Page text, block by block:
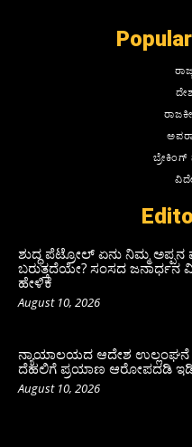
ರಾಜ್ಯ
ಬ್ರೇಕಿಂಗ್
ಶುದ್ಧ ಪೆಟ್ರೋಲ್ ಏನು ನಿಮ್ಮ
ಬರುತ್ತದೆಯೇ? ಸಂಸದ ಜನಾರ್ಧನ
ಹೇಳಿಕೆ
August 10, 2026
ನ್ಯಾಯಾಲಯದ ಆದೇಶ ಉಲ್ಲಂಘನೆ
ದೆಹಲಿಗೆ ಪ್ರಯಾಣ ಆರೋಪದಡಿ
August 10, 2026